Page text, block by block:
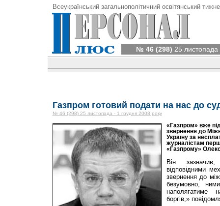
Всеукраїнський загальнополітичний освітянський
№ 46 (298) 25
Газпром готовий подати на нас до
№ 46 (298) 25 листопада - 1 грудня 2008 року
«Газпром» вже
звернення до
Україну за
журналістам
«Газпрому»
Він
відповідними
звернення до
безумовно,
наполягатиме
боргів,»